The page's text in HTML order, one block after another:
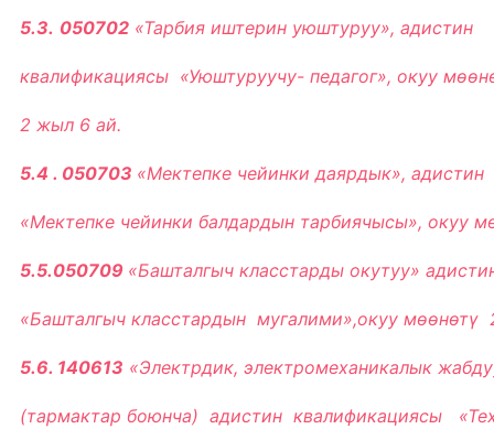
5.3. 050702 «Тарбия иштерин уюштуруу», адистин
квалификациясы «Уюштуруучу- педагог», окуу
2 жыл 6 ай.
5.4 . 050703 «Мектепке чейинки даярдык»,
«Мектепке чейинки балдардын тарбиячысы», окуу
5.5.050709 «Башталгыч класстарды окутуу»
«Башталгыч класстардын мугалими»,окуу мѳѳнѳтү
5.6. 140613 «Электрдик, электромеханикалык
(тармактар боюнча) адистин квалификациясы